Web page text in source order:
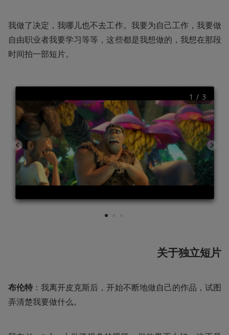
我做了决定，我哪儿也不去工作。我要为自己工作，我要做
自由职业者我要学习等等，这些都是我想做的，我想在那段
时间拍一部短片。
1
1 / 3
关于独立短片
布伦特 ：我离开皮克斯后，开始不断地做自己的作品，试图
弄清楚我要做什么。